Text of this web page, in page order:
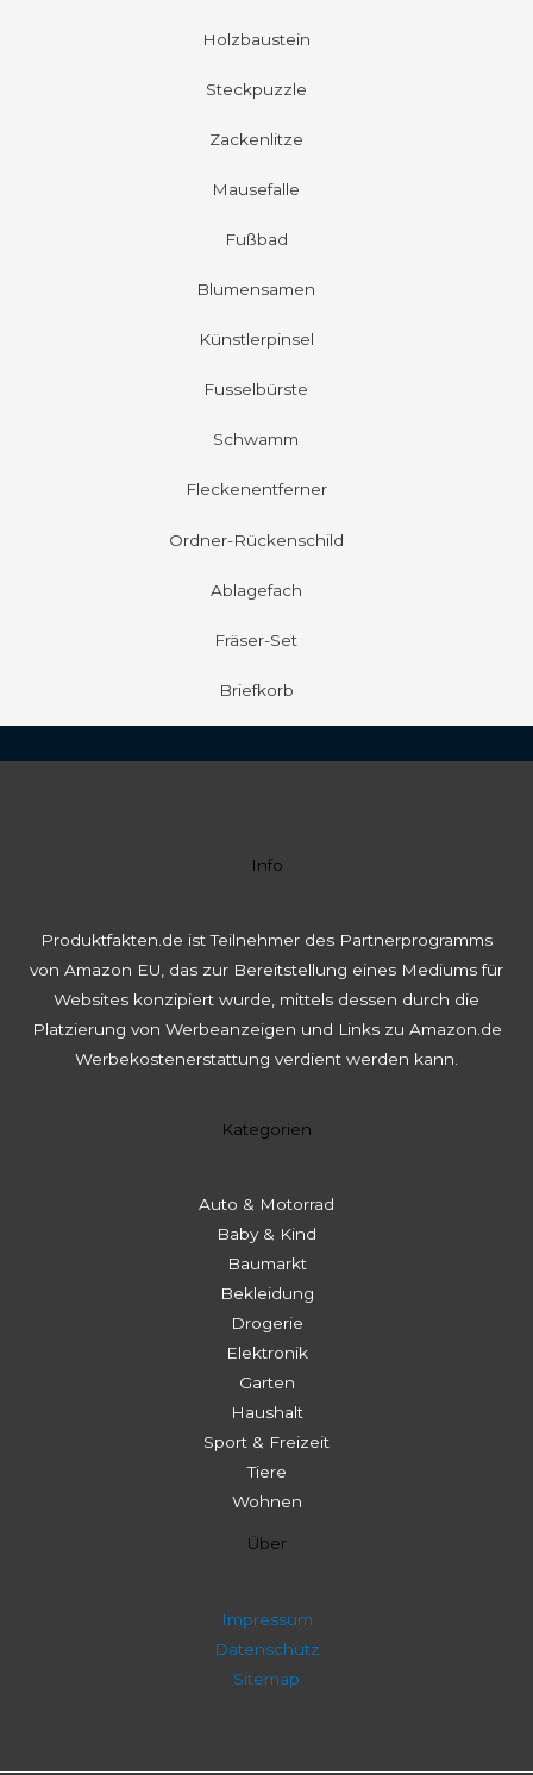
Holzbaustein
Steckpuzzle
Zackenlitze
Mausefalle
Fußbad
Blumensamen
Künstlerpinsel
Fusselbürste
Schwamm
Fleckenentferner
Ordner-Rückenschild
Ablagefach
Fräser-Set
Briefkorb
Info
Produktfakten.de ist Teilnehmer des Partnerprogramms
von Amazon EU, das zur Bereitstellung eines Mediums für
Websites konzipiert wurde, mittels dessen durch die
Platzierung von Werbeanzeigen und Links zu Amazon.de
Werbekostenerstattung verdient werden kann.
Kategorien
Auto & Motorrad
Baby & Kind
Baumarkt
Bekleidung
Drogerie
Elektronik
Garten
Haushalt
Sport & Freizeit
Tiere
Wohnen
Über
Impressum
Datenschutz
Sitemap